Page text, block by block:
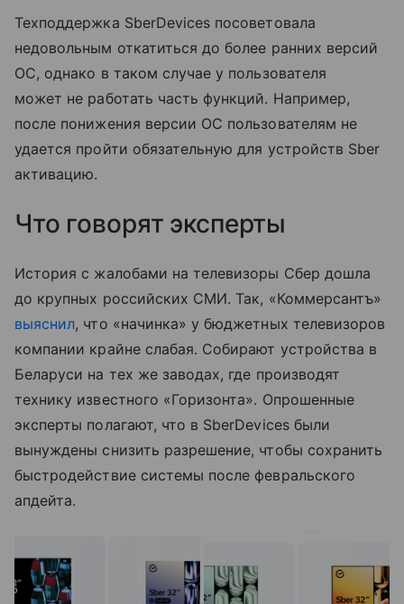
Техподдержка SberDevices посоветовала
недовольным откатиться до более ранних версий
ОС, однако в таком случае у пользователя
может не работать часть функций. Например,
после понижения версии ОС пользователям не
удается пройти обязательную для устройств Sber
активацию.
Что говорят эксперты
История с жалобами на телевизоры Сбер дошла
до крупных российских СМИ. Так, «Коммерсантъ»
выяснил, что «начинка» у бюджетных телевизоров
компании крайне слабая. Собирают устройства в
Беларуси на тех же заводах, где производят
технику известного «Горизонта». Опрошенные
эксперты полагают, что в SberDevices были
вынуждены снизить разрешение, чтобы сохранить
быстродействие системы после февральского
апдейта.